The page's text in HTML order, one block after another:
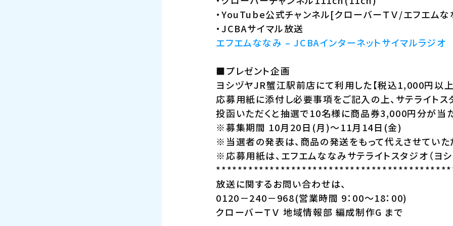
・YouTube公式チャンネル[クローバーＴＶ/エフエム
・JCBAサイマル放送
エフエムななみ – JCBAインターネットサイマルラジオ
■プレゼント企画
ヨシヅヤJR蟹江駅前店にて利用した【税込1,000円以上
応募用紙に添付し必要事項をご記入の上、サテライト
投函いただくと抽選で10名様に商品券3,000円分が当た
※募集期間 10月20日(月)～11月14日(金)
※当選者の発表は、商品の発送をもって代えさせていた
※応募用紙は、エフエムななみサテライトスタジオ（ヨ
放送に関するお問い合わせは、
0120－240－968(営業時間 9：00～18：00)
クローバーＴＶ 地域情報部 編成制作G まで